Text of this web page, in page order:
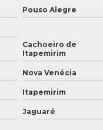
Pouso Alegre
Cachoeiro de
Itapemirim
Nova Venécia
Itapemirim
Jaguaré